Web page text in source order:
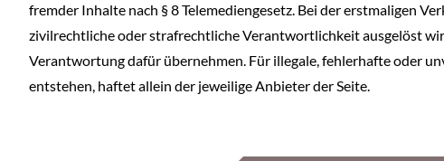
fremder Inhalte nach § 8 Telemediengesetz. Bei der erstmaligen
zivilrechtliche oder strafrechtliche Verantwortlichkeit ausgelöst
Verantwortung dafür übernehmen. Für illegale, fehlerhafte oder
entstehen, haftet allein der jeweilige Anbieter der Seite.